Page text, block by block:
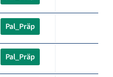
Pal_Präp
Pal_Präp